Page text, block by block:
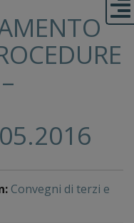
Convegni di terzi e